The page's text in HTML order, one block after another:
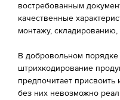
востребованным
качественные
монтажу, складированию,
В добровольном порядке
штрихкодирование
предпочитает
без них невозможно